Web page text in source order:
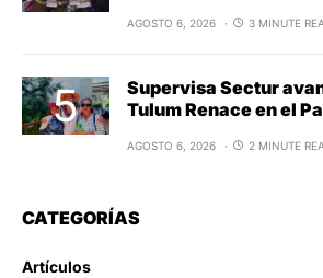
AGOSTO 6, 2026 3 MINUTE
Supervisa Sectur
Tulum Renace en el
AGOSTO 6, 2026 2 MINUTE
CATEGORÍAS
Artículos